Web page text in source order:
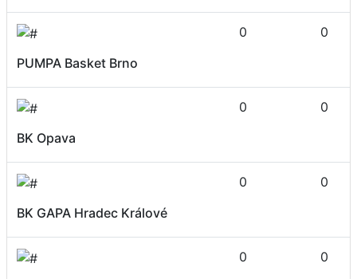
PUMPA Basket Brno
0 0
BK Opava
0 0
BK GAPA Hradec Králové
0 0
0 0